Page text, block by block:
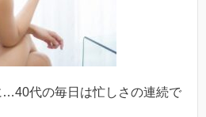
代の毎日は忙しさの連続で